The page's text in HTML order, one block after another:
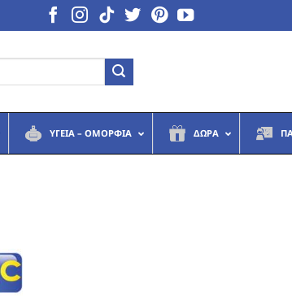
ΥΓΕΙΆ – ΟΜΟΡΦΙΆ ΔΏΡΑ